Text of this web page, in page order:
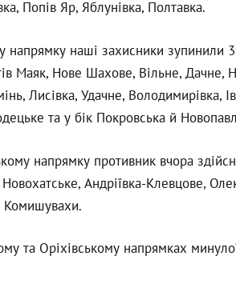
Попів Яр, Яблунівка, Полтавка.
напрямку наші захисники зупинили
Маяк, Нове Шахове, Вільне, Дачне,
Лисівка, Удачне, Володимирівка,
та у бік Покровська й
напрямку противник вчора
Новохатське, Андріївка-Клевцове,
Комишувахи.
та Оріхівському напрямках